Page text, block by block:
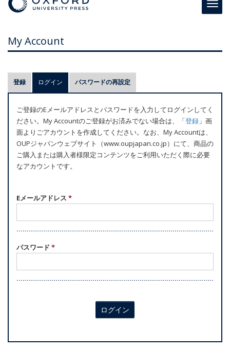
My Account
プ
ラ
マ
リ
ー
タ
ブ
登録 ログイン (アクティブなタブ)
パスワードの再設定
ご登録のEメールアドレスとパスワードを入力してログインしてく
ださい。My Accountのご登録がお済みでない場合は、「登録 」画
面よりごアカウントを作成してください。なお、My Accountは、
OUPジャパンウェブサイト（www.oupjapan.co.jp）にて、商品の
ご購入または購入者様限定コンテンツをご利用いただく際に必要
なアカウントです。
Eメールアドレス *
パスワード *
ログイン